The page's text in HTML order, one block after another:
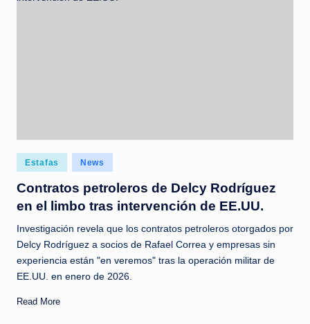
Posted
in
Estafas News
Contratos petroleros de Delcy Rodríguez
en el limbo tras intervención de EE.UU.
Investigación revela que los contratos petroleros otorgados por
Delcy Rodríguez a socios de Rafael Correa y empresas sin
experiencia están "en veremos" tras la operación militar de
EE.UU. en enero de 2026.
Read More